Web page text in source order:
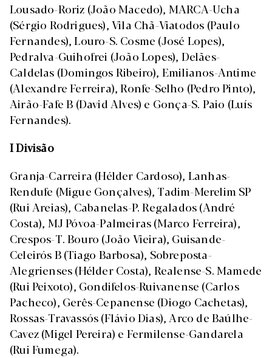
Lousado-Roriz (João Macedo), MARCA-Ucha
(Sérgio Rodrigues), Vila Chã-Viatodos (Paulo
Fernandes), Louro-S. Cosme (José Lopes),
Pedralva-Guihofrei (João Lopes), Delães-
Caldelas (Domingos Ribeiro), Emilianos-Antime
(Alexandre Ferreira), Ronfe-Selho (Pedro Pinto),
Airão-Fafe B (David Alves) e Gonça-S. Paio (Luís
Fernandes).
I Divisão
Granja-Carreira (Hélder Cardoso), Lanhas-
Rendufe (Migue Gonçalves), Tadim-Merelim SP
(Rui Areias), Cabanelas-P. Regalados (André
Costa), MJ Póvoa-Palmeiras (Marco Ferreira),
Crespos-T. Bouro (João Vieira), Guisande-
Celeirós B (Tiago Barbosa), Sobreposta-
Alegrienses (Hélder Costa), Realense-S. Mamede
(Rui Peixoto), Gondifelos-Ruivanense (Carlos
Pacheco), Gerês-Cepanense (Diogo Cachetas),
Rossas-Travassós (Flávio Dias), Arco de Baúlhe-
Cavez (Migel Pereira) e Fermilense-Gandarela
(Rui Fumega).